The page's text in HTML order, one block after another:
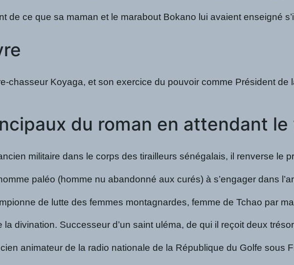
de ce que sa maman et le marabout Bokano lui avaient enseigné
chasseur Koyaga, et son exercice du pouvoir comme Président
du roman en attendant
militaire dans le corps des tirailleurs sénégalais, il renverse
paléo (homme nu abandonné aux curés) à s’engager dans
de lutte des femmes montagnardes, femme de Tchao par
divination. Successeur d’un saint uléma, de qui il reçoit deux
animateur de la radio nationale de la République du Golfe sous